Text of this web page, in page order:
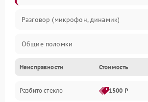
Разговор (микрофон, динамик)
Общие поломки
Проблемы связи
Камеры
Неисправности Стоимость
Разбито стекло 1500 ₽